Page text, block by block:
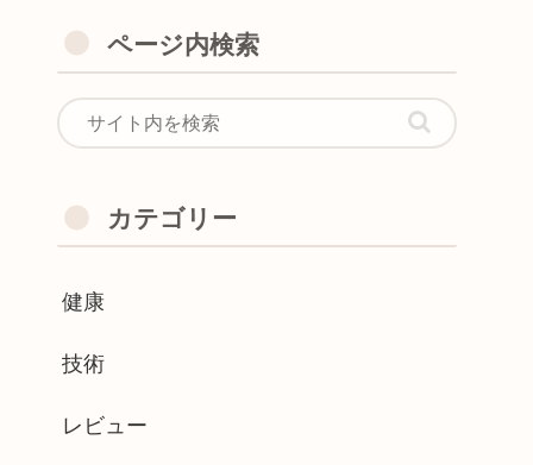
ページ内検索
カテゴリー
健康
技術
レビュー